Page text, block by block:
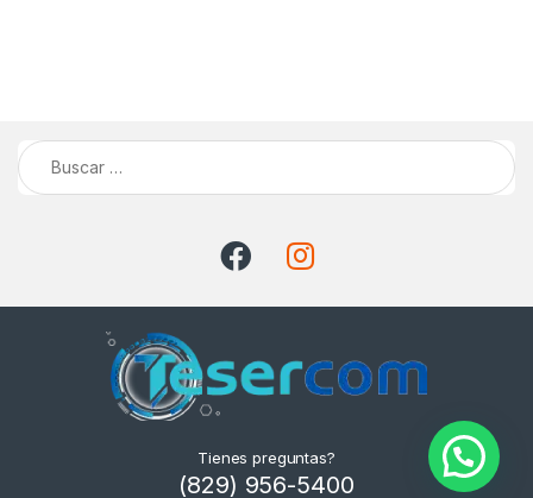
Buscar:
Tienes preguntas?
(829) 956-5400